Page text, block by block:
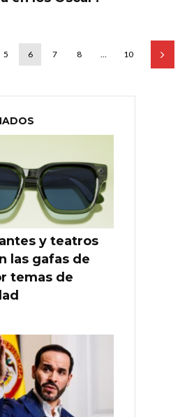
5 6 7 8 … 10
y teatros
las gafas de
temas de